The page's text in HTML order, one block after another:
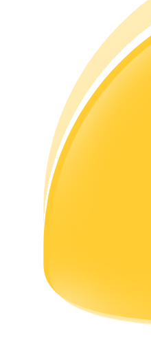
Chiến lược giao dịch
Học cách duy trì lợi nhuận